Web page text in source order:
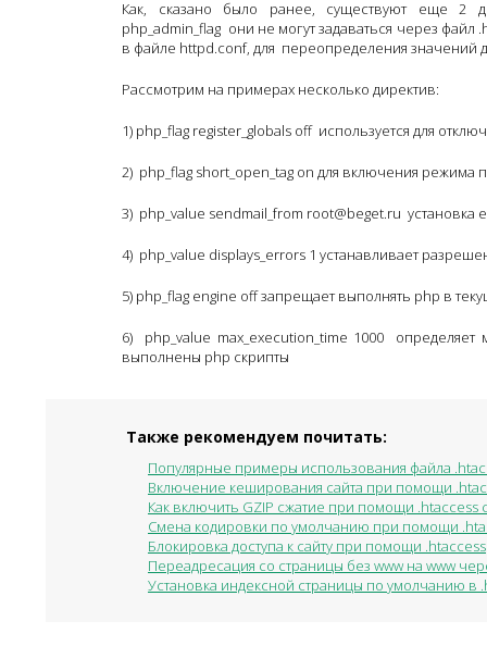
Как, сказано было ранее, существуют еще 2
php_admin_flag они не могут задаваться через
в файле httpd.conf, для переопределения значений
Рассмотрим на примерах несколько директив:
1) php_flag register_globals off используется для
2) php_flag short_open_tag оn для включения режима
3) php_value sendmail_from root@beget.ru установка
4) php_value displays_errors 1 устанавливает
5) php_flag engine off запрещает выполнять php в
6) php_value max_execution_time 1000 определяет
выполнены php скрипты
Также рекомендуем почитать:
Популярные примеры использования файла
Включение кеширования сайта при помощи
Как включить GZIP сжатие при помощи .htaccess
Смена кодировки по умолчанию при помощи
Блокировка доступа к сайту при помощи .htaccess
Переадресация со страницы без www на www
Установка индексной страницы по умолчанию в